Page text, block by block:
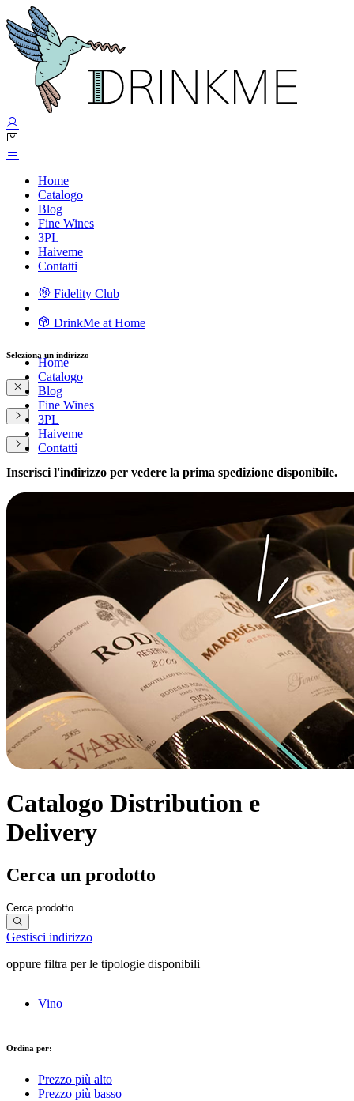
Home
Catalogo
Blog
Fine Wines
3PL
Haiveme
Contatti
Fidelity Club
DrinkMe at Home
Home
Catalogo
Blog
Fine Wines
3PL
Haiveme
Contatti
Seleziona un indirizzo
Inserisci l'indirizzo per vedere la prima spedizione disponibile.
Catalogo Distribution e
Delivery
Cerca un prodotto
Gestisci indirizzo
oppure filtra per le tipologie disponibili
Vino
Ordina per:
Prezzo più alto
Prezzo più basso